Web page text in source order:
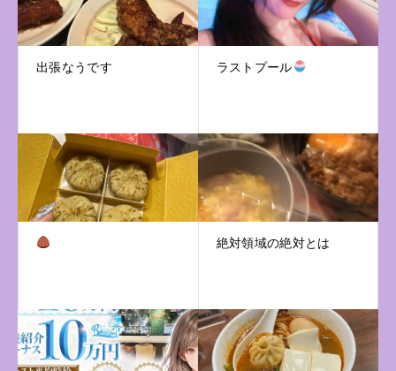
出張なうです ラストプール
絶対領域の絶対とは